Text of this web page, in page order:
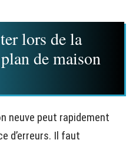
lors de la
de maison
neuve peut rapidement
d’erreurs. Il faut